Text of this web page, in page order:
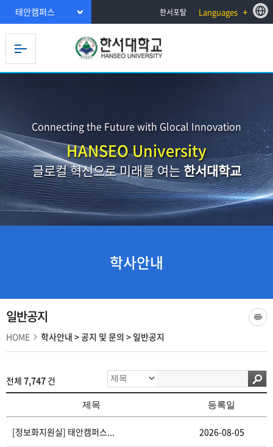
태안캠퍼스 한서포탈 Languages
Connecting the Future with Glocal Innovation
HANSEO University
글로컬 혁신으로 미래를 여는한서대학교
학사안내
일반공지
HOME 학사안내 >공지 및 문의 > 일반공지
전체 7,747 건
제목 등록일
[정보화지원실] 태안캠퍼스... 2026-08-05